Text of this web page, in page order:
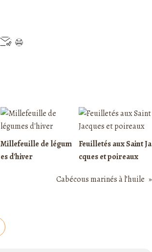
Millefeuille de légum
es d'hiver
Feuilletés aux Saint Ja
cques et poireaux
Cabécous marinés à l’huile